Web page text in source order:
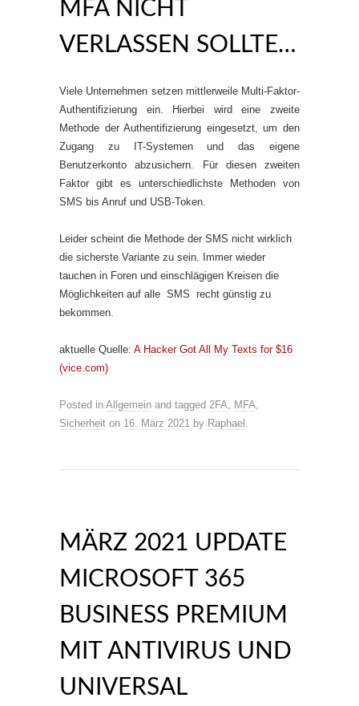
MFA NICHT
VERLASSEN SOLLTE…
Viele Unternehmen setzen mittlerweile Multi-Faktor-
Authentifizierung ein. Hierbei wird eine zweite
Methode der Authentifizierung eingesetzt, um den
Zugang zu IT-Systemen und das eigene
Benutzerkonto abzusichern. Für diesen zweiten
Faktor gibt es unterschiedlichste Methoden von
SMS bis Anruf und USB-Token.
Leider scheint die Methode der SMS nicht wirklich
die sicherste Variante zu sein. Immer wieder
tauchen in Foren und einschlägigen Kreisen die
Möglichkeiten auf alle SMS recht günstig zu
bekommen.
aktuelle Quelle: A Hacker Got All My Texts for $16
(vice.com)
Posted in Allgemein and tagged 2FA, MFA,
Sicherheit on 16. März 2021 by Raphael .
MÄRZ 2021 UPDATE
MICROSOFT 365
BUSINESS PREMIUM
MIT ANTIVIRUS UND
UNIVERSAL